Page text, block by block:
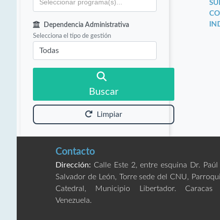
Dependencia Administrativa
Selecciona el tipo de gestión
Buscar
Limpiar
Contacto
Dirección: Calle Este 2, entre esquina Dr.
Salvador de León, Torre sede del CNU,
Catedral, Municipio Libertador.
Venezuela.